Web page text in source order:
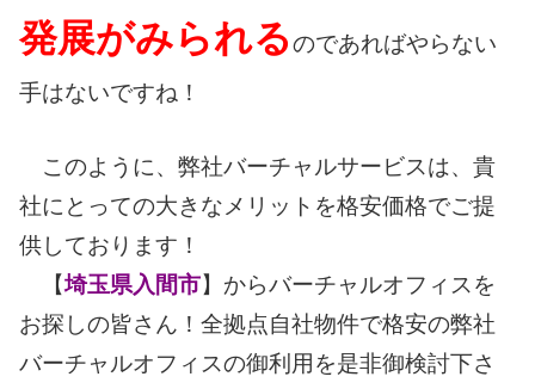
発展がみられるのであればやらない
手はないですね！
このように、弊社バーチャルサービスは、貴
社にとっての大きなメリットを格安価格でご提
供しております！
【埼玉県入間市】からバーチャルオフィスを
お探しの皆さん！全拠点自社物件で格安の弊社
バーチャルオフィスの御利用を是非御検討下さ